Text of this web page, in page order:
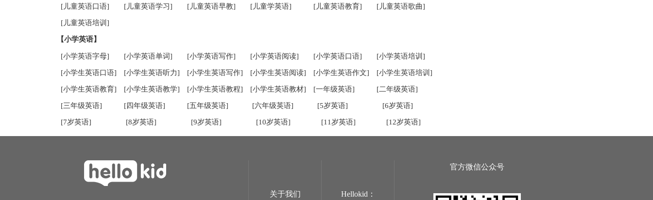
[儿童英语口语] [儿童英语学习] [儿童英语早教] [儿童学英语] [儿童英语教育] [儿童英语歌曲]
[儿童英语培训]
【小学英语】
[小学英语字母] [小学英语单词] [小学英语写作] [小学英语阅读] [小学英语口语] [小学英语培训]
[小学生英语口语] [小学生英语听力] [小学生英语写作] [小学生英语阅读] [小学生英语作文] [小学生英语培训]
[小学生英语教育] [小学生英语教学] [小学生英语教程] [小学生英语教材] [一年级英语] [二年级英语]
[三年级英语] [四年级英语] [五年级英语] [六年级英语] [5岁英语] [6岁英语]
[7岁英语] [8岁英语] [9岁英语] [10岁英语] [11岁英语] [12岁英语]
关于我们 Hellokid：
官方微信公众号